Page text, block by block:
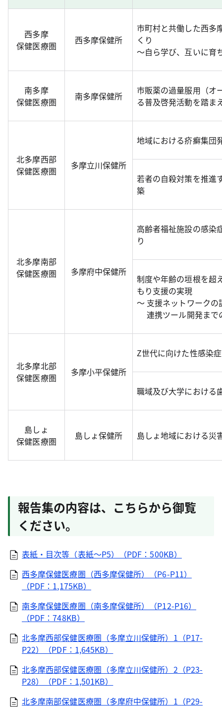
西多摩
保健医療圏
西多摩保健所
市町村と共働した西多
くり
～自ら学び、互いに育
南多摩
保健医療圏
南多摩保健所
市販薬の過量服用（オ
る普及啓発活動を踏ま
北多摩西部
保健医療圏
多摩立川保健所
地域における疥癬集団
若者の自殺対策を推進
築
北多摩南部
保健医療圏
多摩府中保健所
高齢者福祉施設の感染
り
制度や年齢の垣根を超
もり支援の実現
～ 支援ネットワーク
連携ツール開発まで
北多摩北部
保健医療圏
多摩小平保健所
Z世代に向けた性感染
職域及び大学における
島しょ
保健医療圏
島しょ保健所 島しょ地域における災
報告集の内容は、こちらから御覧
ください。
表紙・目次等（表紙～P5）（PDF：500KB）
西多摩保健医療圏（西多摩保健所）（P6-P11）
（PDF：1,175KB）
南多摩保健医療圏（南多摩保健所）（P12-P16）
（PDF：748KB）
北多摩西部保健医療圏（多摩立川保健所）1（P17-
P22）（PDF：1,645KB）
北多摩西部保健医療圏（多摩立川保健所）2（P23-
P28）（PDF：1,501KB）
北多摩南部保健医療圏（多摩府中保健所）1（P29-